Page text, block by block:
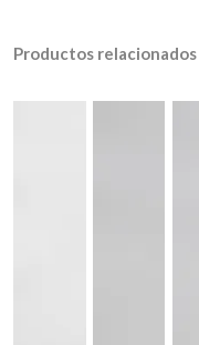
Productos relacionados